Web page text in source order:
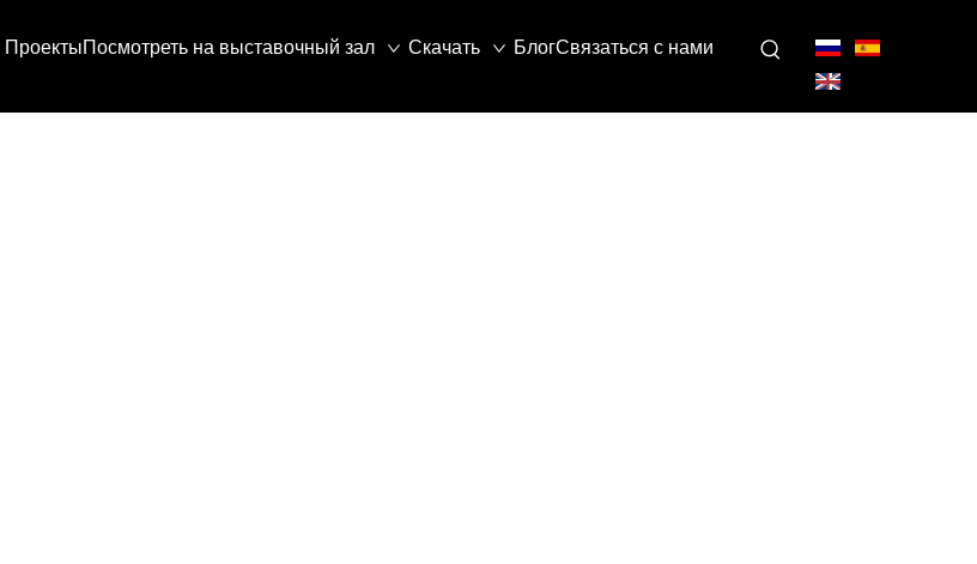
ПроектыПосмотреть на выставочный зал Скачать БлогСвязаться с нами